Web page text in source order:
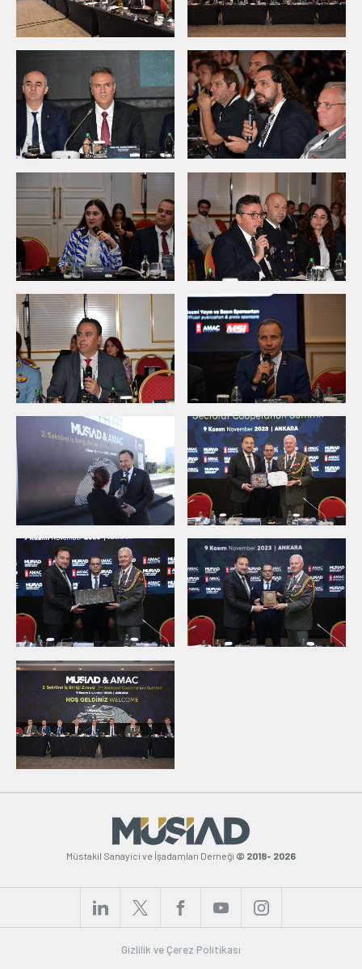
Müstakil Sanayici ve İşadamları Derneği © 2018- 2026
Gizlilik ve Çerez Politikası